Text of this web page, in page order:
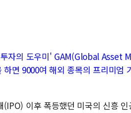
자의 도우미' GAM(Global Asset
면 9000여 해외 종목의 프리미엄
이후 폭등했던 미국의 신흥